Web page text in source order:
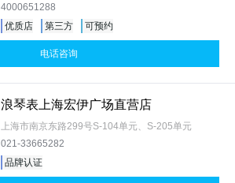
4000651288
优质店
第三方 可预约
电话咨询
浪琴表上海宏伊广场直营店
上海市南京东路299号S-104单元、S-205单元
021-33665282
品牌认证